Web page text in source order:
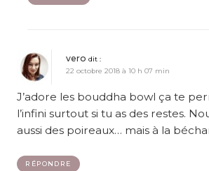
vero dit :
22 octobre 2018 à 10 h 07 min
J’adore les bouddha bowl ça te
l’infini surtout si tu as des restes.
aussi des poireaux… mais à la
RÉPONDRE